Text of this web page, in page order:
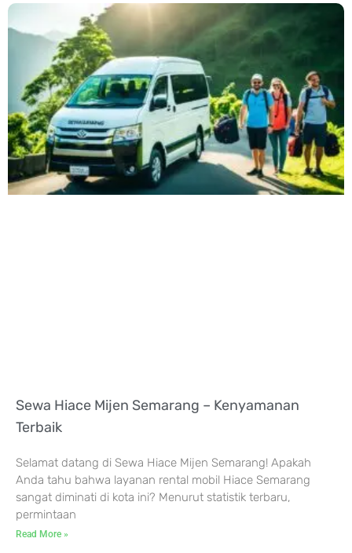
Sewa Hiace Mijen Semarang – Kenyamanan
Terbaik
Selamat datang di Sewa Hiace Mijen Semarang! Apakah
Anda tahu bahwa layanan rental mobil Hiace Semarang
sangat diminati di kota ini? Menurut statistik terbaru,
permintaan
Read More »